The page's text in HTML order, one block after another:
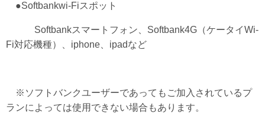
●Softbankwi-Fiスポット
Softbankスマートフォン、Softbank4G（ケータイWi-
Fi対応機種）、iphone、ipadなど
※ソフトバンクユーザーであってもご加入されているプ
ランによっては使用できない場合もあります。